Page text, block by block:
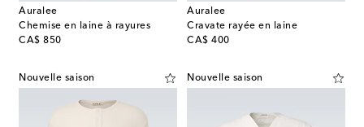
Auralee
Chemise en laine à rayures
CA$ 850
original price
Auralee
Cravate rayée en laine
CA$ 400
original price
Nouvelle saison Nouvelle saison